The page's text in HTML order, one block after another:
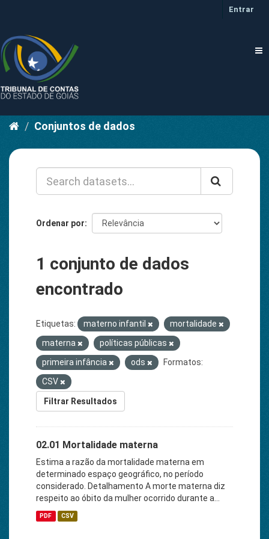
conteúdo
Entrar
Conjuntos de dados
Ordenar por
1 conjunto de dados
encontrado
Etiquetas: materno infantil
mortalidade
materna
políticas públicas
primeira infância
ods
Formatos:
CSV
Filtrar Resultados
02.01 Mortalidade materna
Estima a razão da mortalidade materna em
determinado espaço geográfico, no período
considerado. Detalhamento A morte materna diz
respeito ao óbito da mulher ocorrido durante a...
PDF CSV